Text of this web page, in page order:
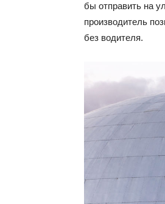
бы отправить на
производитель
без водителя.